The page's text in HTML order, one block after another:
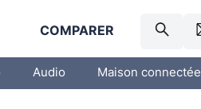
COMPARER
Audio Maison connectée